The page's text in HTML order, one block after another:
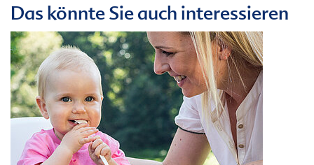
Das könnte Sie auch interessieren